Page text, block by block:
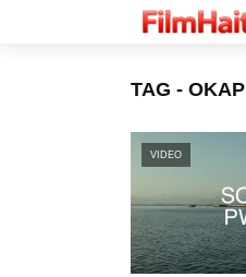
TAG - OKAP
VIDEO